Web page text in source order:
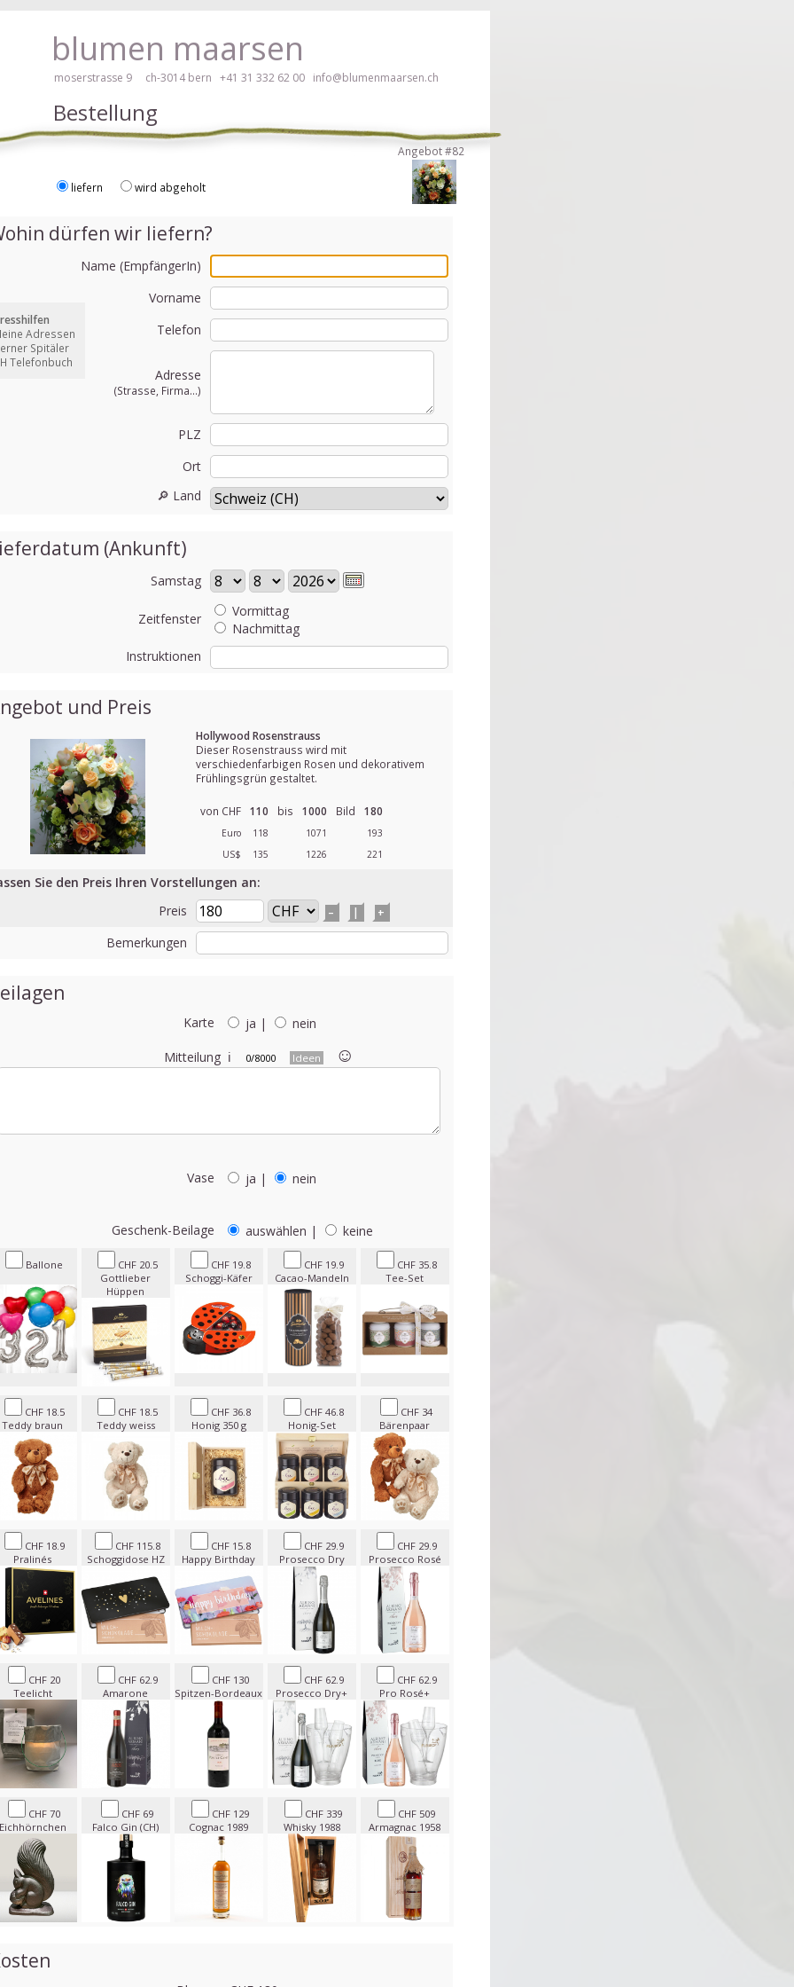
blumen maarsen
moserstrasse 9 ch-3014 bern +41 31 332 62 00 info@blumenmaarsen.ch
Blumen bestellen mit Screenreader oder Brailliezeile, bitte hier klicken!
Bestellung
dürfen wir liefern?
Name (EmpfängerIn)
Vorname
Telefon
Adresse
(Strasse, Firma...)
PLZ
Ort
🔎 Land
(Ankunft)
Samstag
Zeitfenster
Vormittag
Nachmittag
Instruktionen
und Preis
Hollywood Rosenstrauss
Dieser Rosenstrauss wird mit
verschiedenfarbigen Rosen und dekorativem
Frühlingsgrün gestaltet.
von CHF 110 bis 1000 Bild 180
Euro 118 1071
193
US$
135 1226 221
Sie den Preis Ihren Vorstellungen an:
Preis
– | +
Bemerkungen
Karte ja |
nein
Mitteilung ℹ 0/8000 Ideen ☺︎
Vase ja | nein
Geschenk-Beilage auswählen | keine
Ballone
CHF 20.5
Gottlieber
Hüppen
CHF 19.8
Schoggi-Käfer
CHF 19.9
Cacao-Mandeln
CHF 35.8
Tee-Set
CHF 18.5
Teddy braun
CHF 18.5
Teddy weiss
CHF 36.8
Honig 350 g
CHF 46.8
Honig-Set
CHF 34
Bärenpaar
CHF 18.9
Pralinés
CHF 115.8
Schoggidose HZ
CHF 15.8
Happy Birthday
CHF 29.9
Prosecco Dry
CHF 29.9
Prosecco Rosé
CHF 20
Teelicht
CHF 62.9
Amarone
CHF 130
Spitzen-Bordeaux
CHF 62.9
Prosecco Dry+
CHF 62.9
Pro Rosé+
CHF 70
CHF 69
Falco Gin (CH)
CHF 129
Cognac 1989
CHF 339
Whisky 1988
CHF 509
Armagnac 1958
Angebot #82
liefern wird abgeholt
Adressen
Spitäler
Telefonbuch